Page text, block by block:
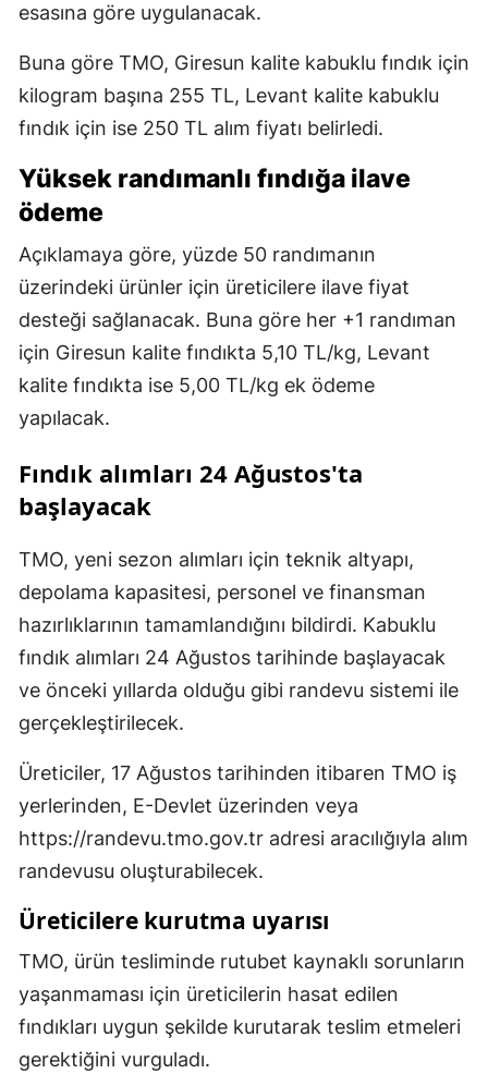
esasına göre uygulanacak.
Buna göre TMO, Giresun kalite kabuklu fındık için
kilogram başına 255 TL, Levant kalite kabuklu
fındık için ise 250 TL alım fiyatı belirledi.
Yüksek randımanlı fındığa ilave
ödeme
Açıklamaya göre, yüzde 50 randımanın
üzerindeki ürünler için üreticilere ilave fiyat
desteği sağlanacak. Buna göre her +1 randıman
için Giresun kalite fındıkta 5,10 TL/kg, Levant
kalite fındıkta ise 5,00 TL/kg ek ödeme
yapılacak.
Fındık alımları 24 Ağustos'ta
başlayacak
TMO, yeni sezon alımları için teknik altyapı,
depolama kapasitesi, personel ve finansman
hazırlıklarının tamamlandığını bildirdi. Kabuklu
fındık alımları 24 Ağustos tarihinde başlayacak
ve önceki yıllarda olduğu gibi randevu sistemi ile
gerçekleştirilecek.
Üreticiler, 17 Ağustos tarihinden itibaren TMO iş
yerlerinden, E-Devlet üzerinden veya
https://randevu.tmo.gov.tr adresi aracılığıyla alım
randevusu oluşturabilecek.
Üreticilere kurutma uyarısı
TMO, ürün tesliminde rutubet kaynaklı sorunların
yaşanmaması için üreticilerin hasat edilen
fındıkları uygun şekilde kurutarak teslim etmeleri
gerektiğini vurguladı.